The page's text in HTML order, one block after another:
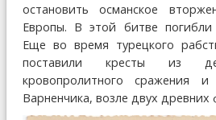
остановить османское
Европы. В этой битве погибли
Еще во время турецкого
поставили кресты из
кровопролитного сражения и
Варненчика, возле двух древних